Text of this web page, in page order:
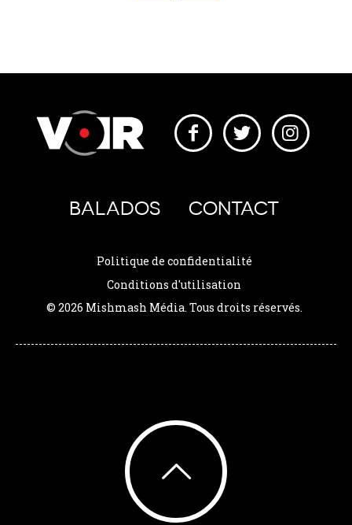
BALADOS CONTACT
Politique de confidentialité
Conditions d'utilisation
© 2026 Mishmash Média. Tous droits réservés.